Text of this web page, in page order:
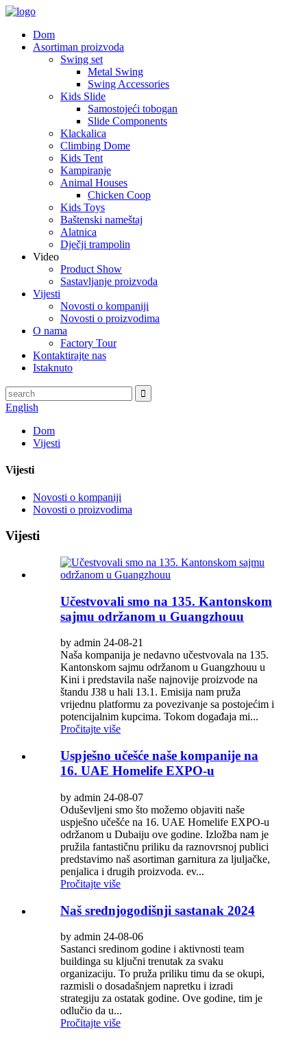
Dom
Asortiman proizvoda
Swing set
Metal Swing
Swing Accessories
Kids Slide
Samostojeći tobogan
Slide Components
Klackalica
Climbing Dome
Kids Tent
Kampiranje
Animal Houses
Chicken Coop
Kids Toys
Baštenski nameštaj
Alatnica
Dječji trampolin
Video
Product Show
Sastavljanje proizvoda
Vijesti
Novosti o kompaniji
Novosti o proizvodima
O nama
Factory Tour
Kontaktirajte nas
Istaknuto
English
Dom
Vijesti
Vijesti
Novosti o kompaniji
Novosti o proizvodima
Vijesti
Učestvovali smo na 135. Kantonskom
sajmu održanom u Guangzhouu
by admin 24-08-21
Naša kompanija je nedavno učestvovala na 135.
Kantonskom sajmu održanom u Guangzhouu u
Kini i predstavila naše najnovije proizvode na
štandu J38 u hali 13.1. Emisija nam pruža
vrijednu platformu za povezivanje sa postojećim i
potencijalnim kupcima. Tokom događaja mi...
Pročitajte više
Uspješno učešće naše kompanije na
16. UAE Homelife EXPO-u
by admin 24-08-07
Oduševljeni smo što možemo objaviti naše
uspješno učešće na 16. UAE Homelife EXPO-u
održanom u Dubaiju ove godine. Izložba nam je
pružila fantastičnu priliku da raznovrsnoj publici
predstavimo naš asortiman garnitura za ljuljačke,
penjalica i drugih proizvoda. ev...
Pročitajte više
Naš srednjogodišnji sastanak 2024
by admin 24-08-06
Sastanci sredinom godine i aktivnosti team
buildinga su ključni trenutak za svaku
organizaciju. To pruža priliku timu da se okupi,
razmisli o dosadašnjem napretku i izradi
strategiju za ostatak godine. Ove godine, tim je
odlučio da u...
Pročitajte više